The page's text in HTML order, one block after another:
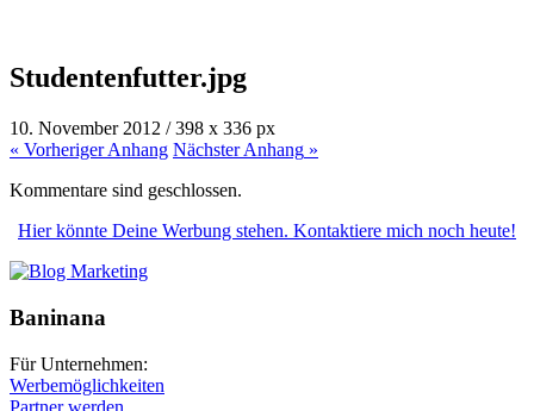
Studentenfutter.jpg
10. November 2012 /398 x 336 px
« VorherigerAnhang NächsterAnhang »
Kommentare sind geschlossen.
Hier könnte Deine Werbung stehen. Kontaktiere mich noch heute!
Baninana
Für Unternehmen:
Werbemöglichkeiten
Partner werden